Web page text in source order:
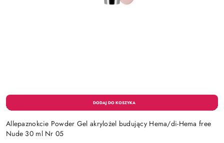
Allepaznokcie Powder Gel akrylożel budujący Hema/di-Hema free
Nude 30 ml Nr 05